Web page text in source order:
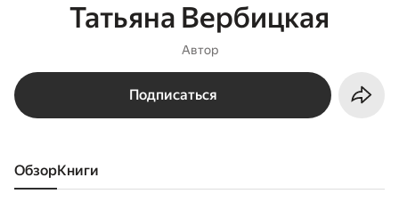
Татьяна Вербицкая
Автор
Подписаться
Обзор книги